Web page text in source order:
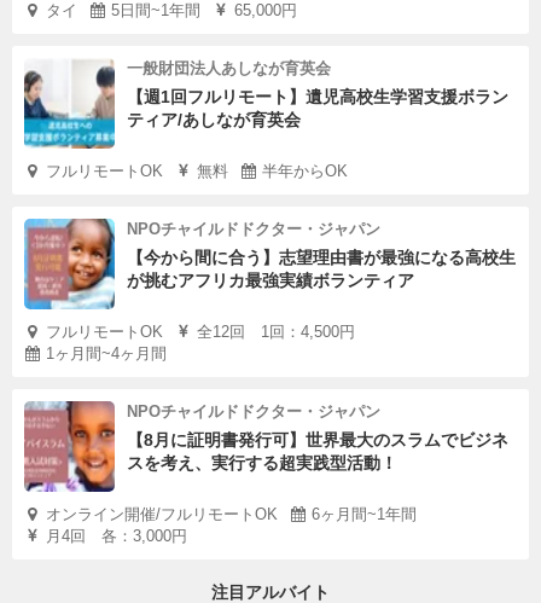
タイ 5日間~1年間 65,000円
一般財団法人あしなが育英会
【週1回フルリモート】遺児高校生学習支援ボラン
ティア/あしなが育英会
フルリモートOK 無料 半年からOK
NPOチャイルドドクター・ジャパン
【今から間に合う】志望理由書が最強になる高校生
が挑むアフリカ最強実績ボランティア
フルリモートOK
全12回 1回：4,500円
1ヶ月間~4ヶ月間
NPOチャイルドドクター・ジャパン
【8月に証明書発行可】世界最大のスラムでビジネ
スを考え、実行する超実践型活動！
オンライン開催/フルリモートOK
6ヶ月間~1年間
月4回 各：3,000円
注目アルバイト